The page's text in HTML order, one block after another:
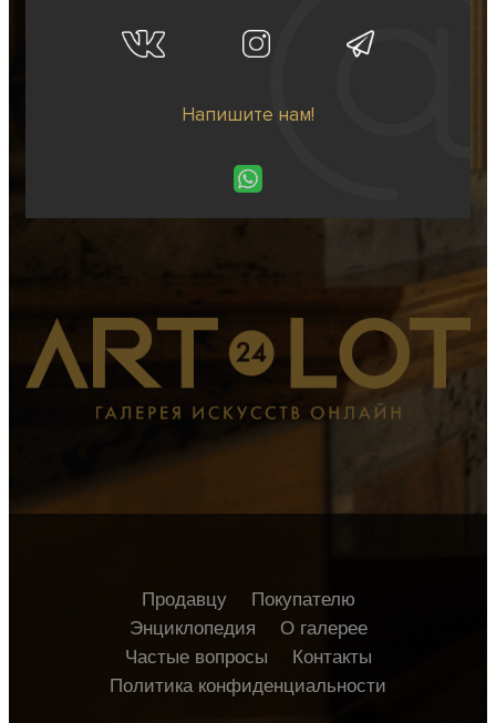
Напишите нам!
Продавцу
Покупателю
Энциклопедия
О галерее
Частые вопросы
Контакты
Политика конфиденциальности